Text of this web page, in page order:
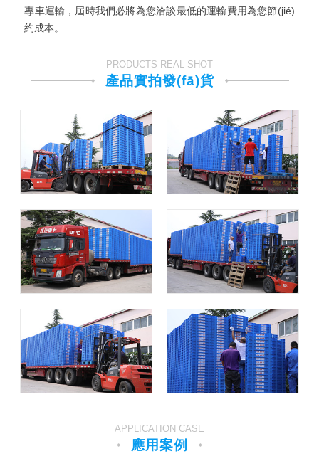
專車運輸，屆時我們必將為您洽談最低的運輸費用為您節(jié)
約成本。
PRODUCTS REAL SHOT
產品實拍發(fā)貨
APPLICATION CASE
應用案例